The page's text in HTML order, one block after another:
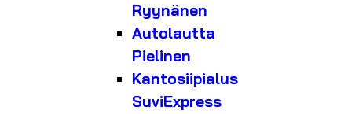
Ryynänen
Autolautta
Pielinen
Kantosiipialus
SuviExpress